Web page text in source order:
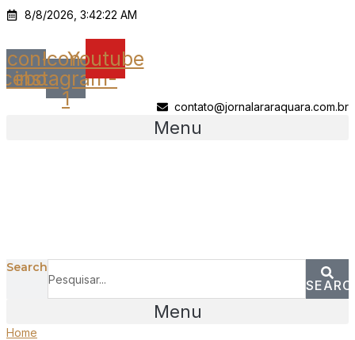
Ir
o
conteúdo
8/8/2026, 3:42:22 AM
Icon-Icon-
instagram-
1
Youtube
contato@jornalararaquara.com.br
Menu
Search
Menu
Home